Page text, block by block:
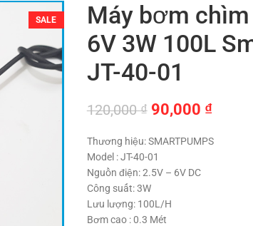
SALE
Máy bơm
6V 3W 100L
JT-40-01
120,000₫ Giá
là:
120,000 ₫.
90,000 ₫Giá
tại
Thương hiệu: SMARTPUMPS
Model : JT-40-01
Nguồn điện: 2.5V – 6V DC
Công suất: 3W
Lưu lượng: 100L/H
Bơm cao : 0.3 Mét